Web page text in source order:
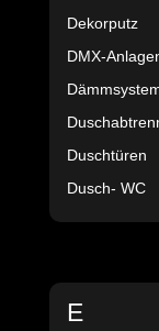
Dekorputz
DMX-
Duschtüren
Dusch- WC
E